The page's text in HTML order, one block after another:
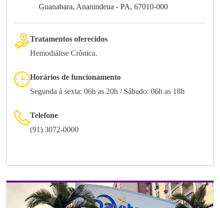
Guanabara, Ananindeua - PA, 67010-000
Tratamentos oferecidos
Hemodiálise Crônica.
Horários de funcionamento
Segunda à sexta: 06h as 20h / Sábado: 06h as 18h
Telefone
(91) 3072-0000